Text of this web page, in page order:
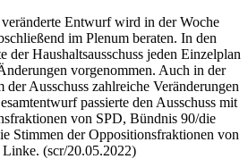
Entwurf wird in der Woche
im Plenum beraten. In den
der Haushaltsausschuss jeden Einzelplan
vorgenommen. Auch in der
Ausschuss zahlreiche Veränderungen
passierte den Ausschuss mit
von SPD, Bündnis 90/die
Stimmen der Oppositionsfraktionen von
(scr/20.05.2022)